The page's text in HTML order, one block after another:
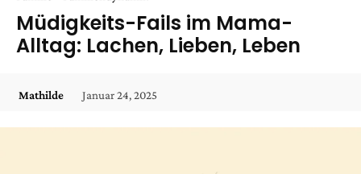
Müdigkeits-Fails im Mama-
Alltag: Lachen, Lieben, Leben
Mathilde Januar 24, 2025